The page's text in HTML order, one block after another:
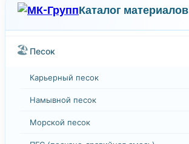
Каталог материалов
🏖️ Песок
Карьерный песок
Намывной песок
Морской песок